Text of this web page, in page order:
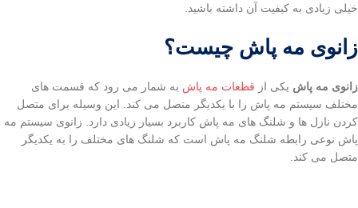
خیلی زیادی به کیفیت آن داشته باشید.
زانوی مه پاش چیست؟
زانوی مه پاش یکی از قطعات مه پاش به شمار می رود که قسمت های
مختلف سیستم مه پاش را با یکدیگر متصل می کند. این وسیله برای متصل
کردن نازل ها و شلنگ های مه پاش کاربرد بسیار زیادی دارد. زانوی سیستم مه
پاش نوعی رابطه شلنگ مه پاش است که شلنگ های مختلف را به یکدیگر
متصل می کند.